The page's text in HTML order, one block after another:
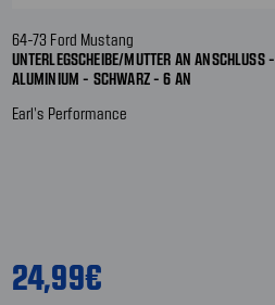
64-73 Ford Mustang
UNTERLEGSCHEIBE/MUTTER AN ANSCHLUSS -
ALUMINIUM - SCHWARZ - 6 AN
Earl's Performance
24,99€